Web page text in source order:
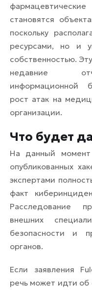
становятся
поскольку
ресурсами, но и
собственностью.
недавние
информационной
рост атак на
организации.
Что будет
На данный момент
опубликованных
экспертами
факт
Расследование
внешних
безопасности и
органов.
Если заявления
речь может идти об